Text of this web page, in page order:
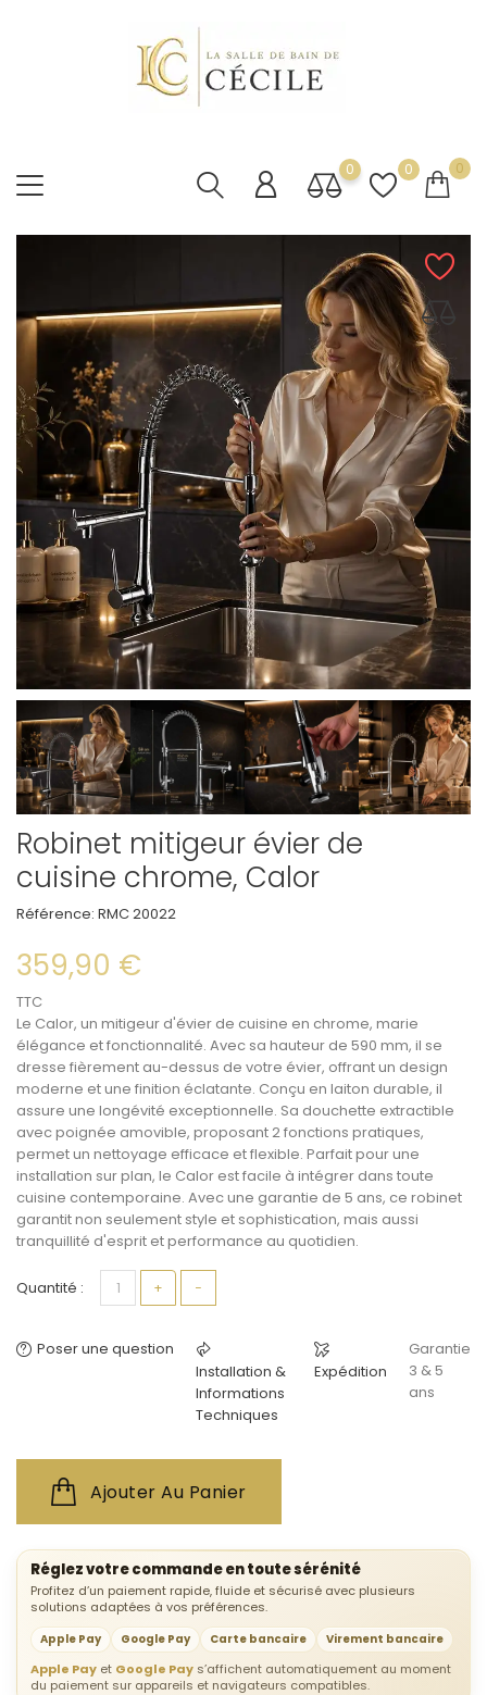
0 0 0
Robinet mitigeur évier de
cuisine chrome, Calor
Référence: RMC 20022
359,90 €
TTC
Le Calor, un mitigeur d'évier de cuisine en chrome, marie
élégance et fonctionnalité. Avec sa hauteur de 590 mm, il se
dresse fièrement au-dessus de votre évier, offrant un design
moderne et une finition éclatante. Conçu en laiton durable, il
assure une longévité exceptionnelle. Sa douchette extractible
avec poignée amovible, proposant 2 fonctions pratiques,
permet un nettoyage efficace et flexible. Parfait pour une
installation sur plan, le Calor est facile à intégrer dans toute
cuisine contemporaine. Avec une garantie de 5 ans, ce robinet
garantit non seulement style et sophistication, mais aussi
tranquillité d'esprit et performance au quotidien.
Quantité : + −
Poser une question
Installation &
Informations
Techniques
Expédition
Garantie
3 & 5
ans
Ajouter Au Panier
Réglez votre commande en toute sérénité
Profitez d’un paiement rapide, fluide et sécurisé avec plusieurs
solutions adaptées à vos préférences.
Apple Pay Google Pay Carte bancaire Virement bancaire
Apple Pay et Google Pay s’affichent automatiquement au moment
du paiement sur appareils et navigateurs compatibles.